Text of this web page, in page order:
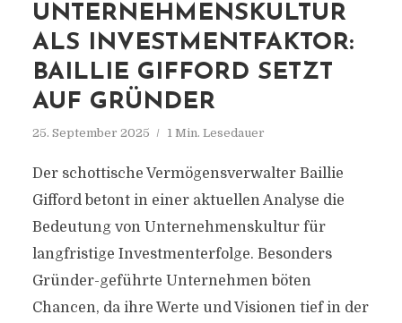
UNTERNEHMENSKULTUR
ALS INVESTMENTFAKTOR:
BAILLIE GIFFORD SETZT
AUF GRÜNDER
25. September 2025 1 Min. Lesedauer
Der schottische Vermögensverwalter Baillie
Gifford betont in einer aktuellen Analyse die
Bedeutung von Unternehmenskultur für
langfristige Investmenterfolge. Besonders
Gründer-geführte Unternehmen böten
Chancen, da ihre Werte und Visionen tief in der